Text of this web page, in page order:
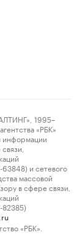
1995–
«РБК»
информации
и сетевого
массовой
в сфере связи,
«РБК».